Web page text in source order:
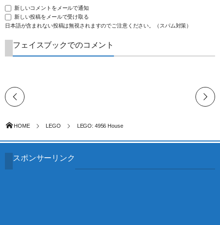
新しいコメントをメールで通知
新しい投稿をメールで受け取る
日本語が含まれない投稿は無視されますのでご注意ください。（スパム対策）
フェイスブックでのコメント
HOME LEGO LEGO: 4956 House
スポンサーリンク